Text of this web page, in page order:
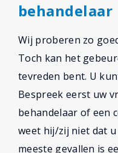
behandelaar
Wij proberen zo
Toch kan het
tevreden bent. U
Bespreek eerst uw
behandelaar of een
weet hij/zij niet dat
meeste gevallen is